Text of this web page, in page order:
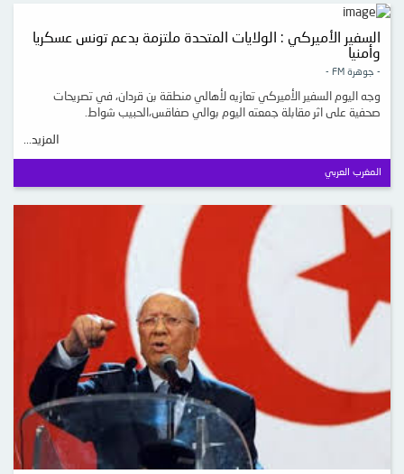
السفير الأميركي : الولايات المتحدة ملتزمة بدعم تونس عسكريا
وأمنيا
- جوهرة FM -
وجه اليوم السفير الأميركي تعازيه لأهالي منطقة بن قردان، في تصريحات
صحفية على اثر مقابلة جمعته اليوم بوالي صفاقس،الحبيب شواط.
المزيد...
المغرب العربي